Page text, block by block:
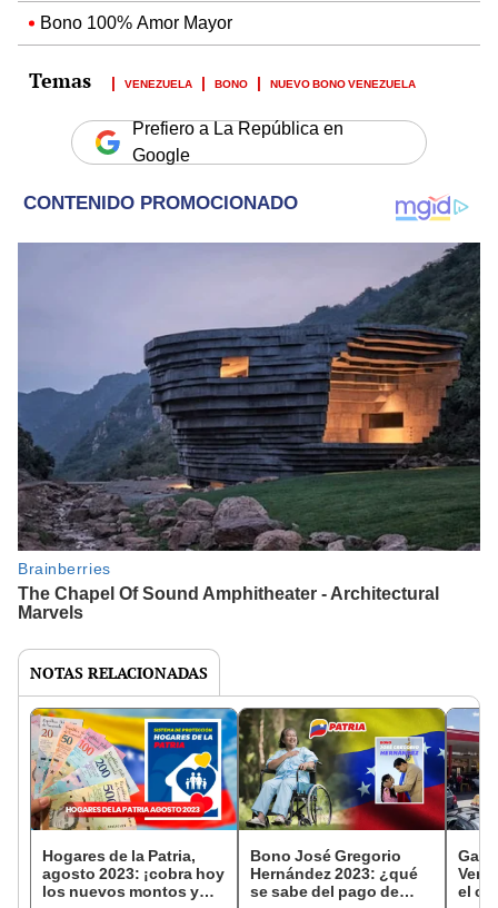
Bono 100% Amor Mayor
VENEZUELA BONO NUEVO BONO VENEZUELA
Prefiero a La República en
Google
NOTAS RELACIONADAS
Hogares de la Patria,
agosto 2023: ¡cobra hoy
los nuevos montos y
Bono José Gregorio
Hernández 2023: ¿qué
se sabe del pago de
el